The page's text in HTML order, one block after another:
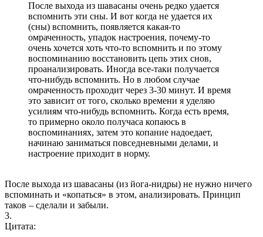
После выхода из шавасаны очень редко удается
вспомнить эти сны. И вот когда не удается их
(сны) вспомнить, появляется какая-то
омраченность, упадок настроения, почему-то
очень хочется хоть что-то вспомнить и по этому
воспоминанию восстановить цепь этих снов,
проанализировать. Иногда все-таки получается
что-нибудь вспомнить. Но в любом случае
омраченность проходит через 3-30 минут. И время
это зависит от того, сколько времени я уделяю
усилиям что-нибудь вспомнить. Когда есть время,
то примерно около получаса копаюсь в
воспоминаниях, затем это копание надоедает,
начинаю заниматься повседневными делами, и
настроение приходит в норму.
После выхода из шавасаны (из йога-нидры) не нужно ничего
вспоминать и «копаться» в этом, анализировать. Принцип
таков – сделали и забыли.
3.
Цитата: